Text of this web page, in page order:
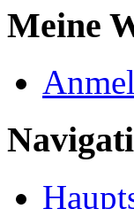
Meine